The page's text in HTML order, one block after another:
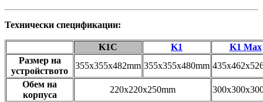
Технически спецификации:
K1C K1
K1 Max
Размер на
устройството
355x355x482mm 355x355x480mm
Обем на
корпуса
220x220x250mm